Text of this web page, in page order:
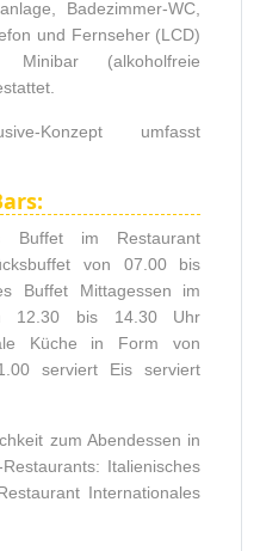
Badezimmer-WC,
und Fernseher (LCD)
Minibar (alkoholfreie
Konzept umfasst
Buffet im Restaurant
von 07.00 bis
Buffet Mittagessen im
12.30 bis 14.30 Uhr
Küche in Form von
serviert Eis serviert
zum Abendessen in
Italienisches
Internationales